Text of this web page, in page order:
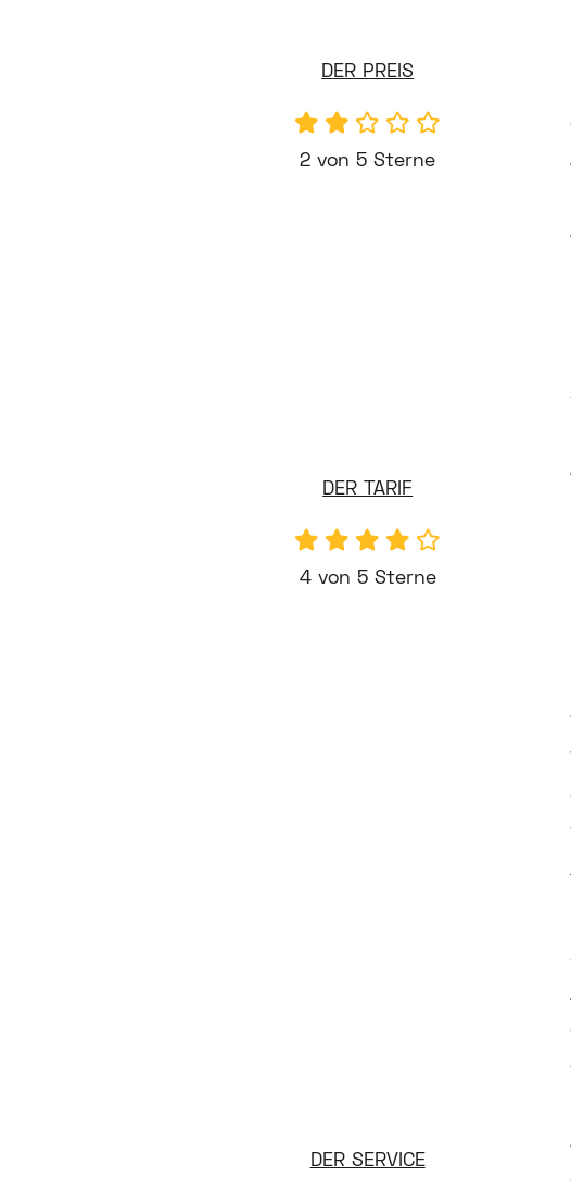
DER PREIS
2 von 5 Sterne
DER TARIF
4 von 5 Sterne
DER SERVICE